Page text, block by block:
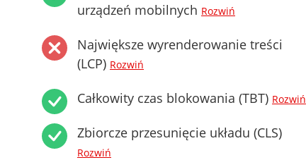
urządzeń mobilnych Rozwiń
Największe wyrenderowanie treści
(LCP) Rozwiń
Całkowity czas blokowania (TBT) Rozwiń
Zbiorcze przesunięcie układu (CLS)
Rozwiń